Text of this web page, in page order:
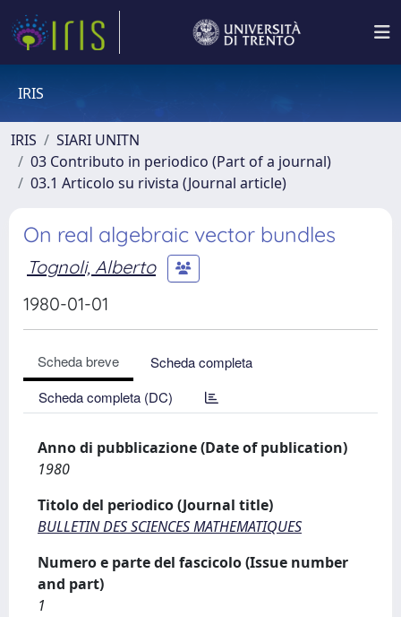
IRIS
IRIS
SIARI UNITN
03 Contributo in periodico (Part of a journal)
03.1 Articolo su rivista (Journal article)
On real algebraic vector bundles
Tognoli, Alberto
1980-01-01
Scheda breve
Scheda completa
Scheda completa (DC)
Anno di pubblicazione (Date of publication)
1980
Titolo del periodico (Journal title)
BULLETIN DES SCIENCES MATHEMATIQUES
Numero e parte del fascicolo (Issue number
and part)
1